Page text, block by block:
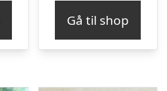
Gå til shop